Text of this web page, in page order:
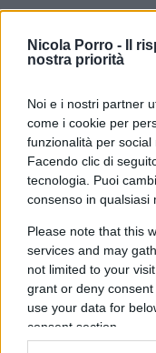
Nicola Porro -
Il
nostra priorità
Noi e i nostri partner
come i cookie per
funzionalità per social
Facendo clic di
tecnologia. Puoi
consenso in qualsiasi
Please note that this
services and may
not limited to your
grant or deny
use your data for
consent section.
Vincitori e
sempre opposta
l’unica reale
Salvini, che ha
responsabilità e
di unità
soprattutto nel
Il Movimento 5
disagio sociale e
cittadinanza, ha